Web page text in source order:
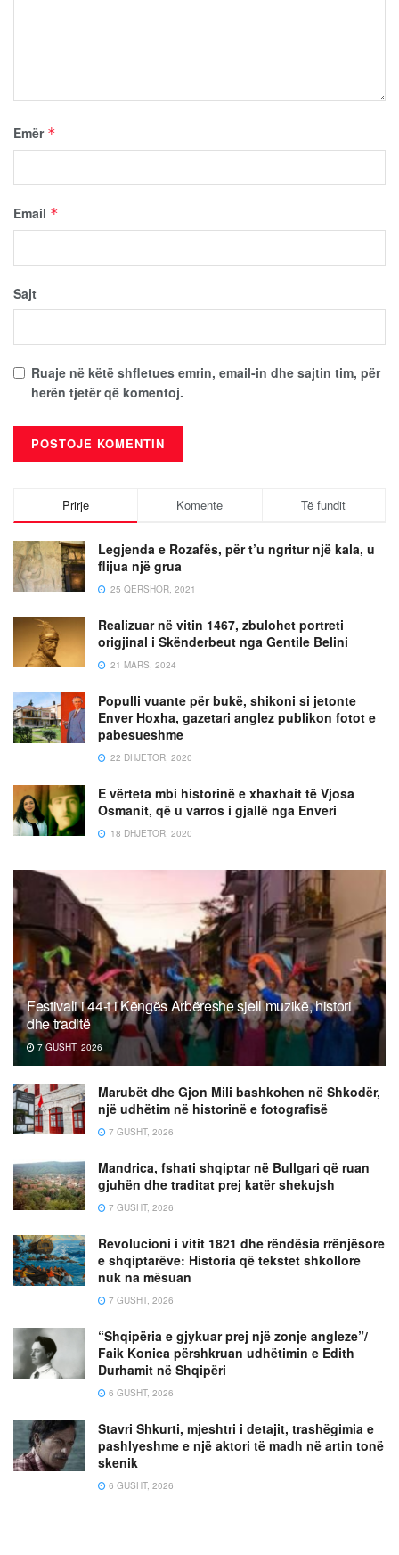
Emër *
Email *
Sajt
Ruaje në këtë shfletues emrin, email-in dhe sajtin tim, për
herën tjetër që komentoj.
Prirje Komente Të fundit
Legjenda e Rozafës, për t’u ngritur një kala, u
flijua një grua
25 QERSHOR, 2021
Realizuar në vitin 1467, zbulohet portreti
origjinal i Skënderbeut nga Gentile Belini
21 MARS, 2024
Populli vuante për bukë, shikoni si jetonte
Enver Hoxha, gazetari anglez publikon fotot e
pabesueshme
22 DHJETOR, 2020
E vërteta mbi historinë e xhaxhait të Vjosa
Osmanit, që u varros i gjallë nga Enveri
18 DHJETOR, 2020
Festivali i 44-t i Këngës Arbëreshe sjell muzikë, histori
dhe traditë
7 GUSHT, 2026
Marubët dhe Gjon Mili bashkohen në Shkodër,
një udhëtim në historinë e fotografisë
7 GUSHT, 2026
Mandrica, fshati shqiptar në Bullgari që ruan
gjuhën dhe traditat prej katër shekujsh
7 GUSHT, 2026
Revolucioni i vitit 1821 dhe rëndësia rrënjësore
e shqiptarëve: Historia që tekstet shkollore
nuk na mësuan
7 GUSHT, 2026
“Shqipëria e gjykuar prej një zonje angleze”/
Faik Konica përshkruan udhëtimin e Edith
Durhamit në Shqipëri
6 GUSHT, 2026
Stavri Shkurti, mjeshtri i detajit, trashëgimia e
pashlyeshme e një aktori të madh në artin tonë
skenik
6 GUSHT, 2026